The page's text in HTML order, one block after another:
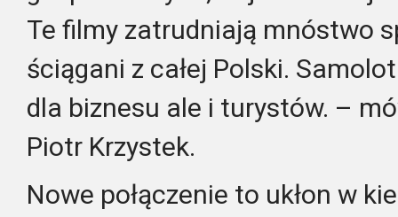
Te filmy zatrudniają mnóstwo
ściągani z całej Polski.
dla biznesu ale i turystów. –
Piotr Krzystek.
Nowe połączenie to ukłon w